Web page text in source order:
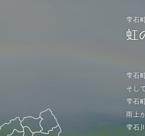
雫石
虹
雫石
そし
雫石
雨上
雫石